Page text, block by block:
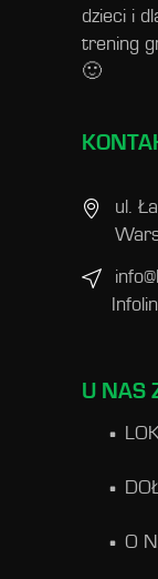
dzieci i
trening
🙂
ul.
U NAS
O